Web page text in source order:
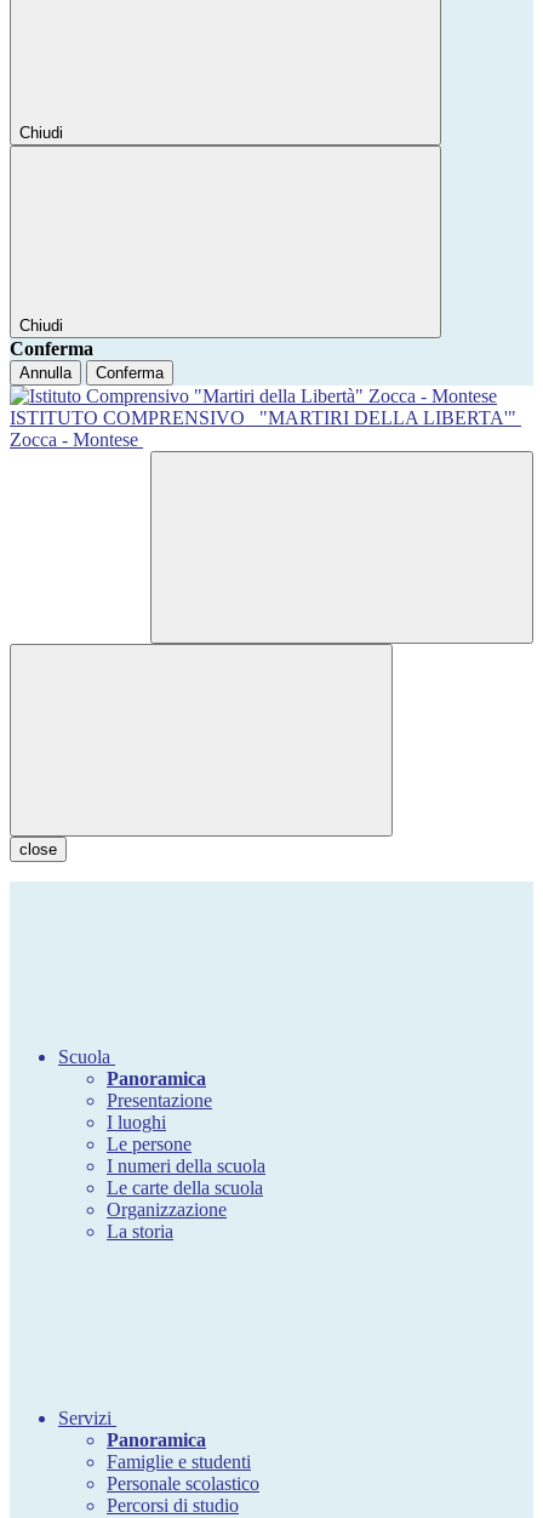
Chiudi
Chiudi
Conferma
Annulla Conferma
ISTITUTO COMPRENSIVO
"MARTIRI DELLA LIBERTA'"
Zocca - Montese
close
Scuola
Panoramica
Presentazione
I luoghi
Le persone
I numeri della scuola
Le carte della scuola
Organizzazione
La storia
Servizi
Panoramica
Famiglie e studenti
Personale scolastico
Percorsi di studio